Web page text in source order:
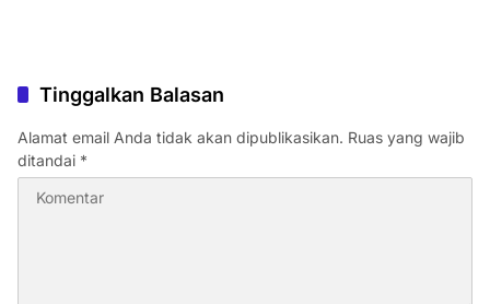
Tinggalkan Balasan
Alamat email Anda tidak akan dipublikasikan. Ruas yang wajib
ditandai *